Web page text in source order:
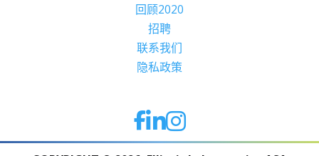
回顾2020
招聘
联系我们
隐私政策